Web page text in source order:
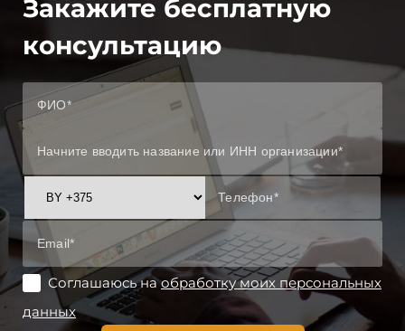
Закажите бесплатную
консультацию
Соглашаюсь наобработку моих персональных
данных